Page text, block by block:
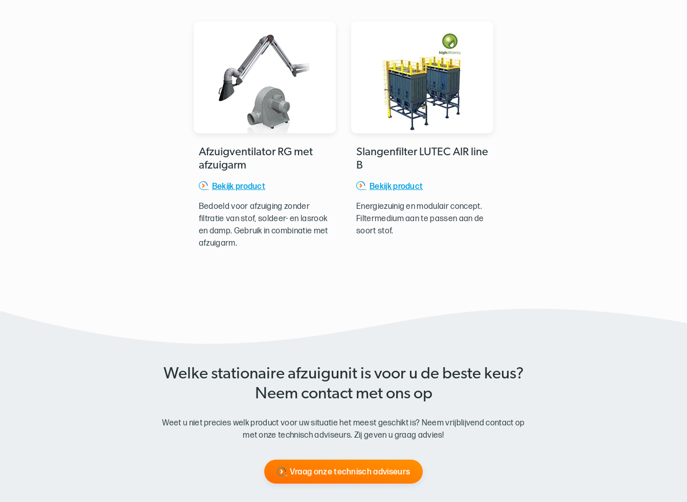
Afzuigventilator RG met
afzuigarm
Bekijk product
Bedoeld voor afzuiging zonder
filtratie van stof, soldeer- en lasrook
en damp. Gebruik in combinatie met
afzuigarm.
Slangenfilter LUTEC AIR line
B
Bekijk product
Energiezuinig en modulair concept.
Filtermedium aan te passen aan de
soort stof.
Welke stationaire afzuigunit is voor u de beste keus?
Neem contact met ons op
Weet u niet precies welk product voor uw situatie het meest geschikt is? Neem vrijblijvend contact op
met onze technisch adviseurs. Zij geven u graag advies!
Vraag onze technisch adviseurs